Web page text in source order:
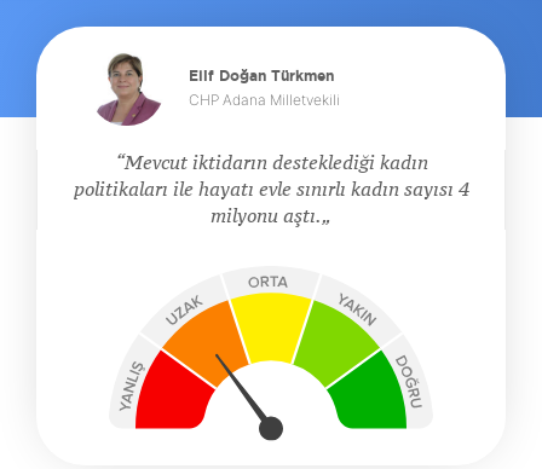
Elif Doğan Türkmen
CHP Adana Milletvekili
Mevcut iktidarın desteklediği kadın
politikaları ile hayatı evle sınırlı kadın sayısı 4
milyonu aştı.